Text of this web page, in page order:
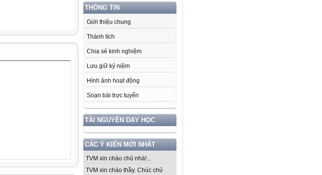
THÔNG TIN
Giới thiệu chung
Thành tích
Chia sẻ kinh nghiệm
Lưu giữ kỷ niệm
Hình ảnh hoạt động
Soạn bài trực tuyến
TÀI NGUYÊN DẠY HỌC
CÁC Ý KIẾN MỚI NHẤT
TVM xin chào chủ nhà!...
TVM xin chào thầy. Chúc chủ